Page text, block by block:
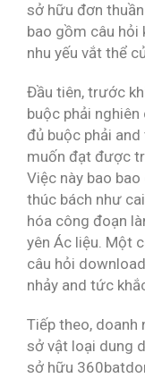
sở hữu đơn
bao gồm câu hỏi
nhu yếu vắt thể
Đầu tiên, trước
buộc phải
đủ buộc phải
muốn đạt được
Việc này bao
thúc bách như
hóa công đoạn
yên Ác liệu. Một
câu hỏi
nhảy and tức
Tiếp theo, doanh
sở vật loại dung
sở hữu